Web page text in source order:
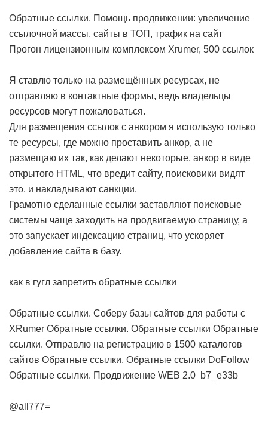
Обратные ссылки. Помощь продвижении: увеличение
ссылочной массы, сайты в ТОП, трафик на сайт
Прогон лицензионным комплексом Xrumer, 500 ссылок
Я ставлю только на размещённых ресурсах, не
отправляю в контактные формы, ведь владельцы
ресурсов могут пожаловаться.
Для размещения ссылок с анкором я использую только
те ресурсы, где можно проставить анкор, а не
размещаю их так, как делают некоторые, анкор в виде
открытого HTML, что вредит сайту, поисковики видят
это, и накладывают санкции.
Грамотно сделанные ссылки заставляют поисковые
системы чаще заходить на продвигаемую страницу, а
это запускает индексацию страниц, что ускоряет
добавление сайта в базу.
как в гугл запретить обратные ссылки
Обратные ссылки. Соберу базы сайтов для работы с
XRumer Обратные ссылки. Обратные ссылки Обратные
ссылки. Отправлю на регистрацию в 1500 каталогов
сайтов Обратные ссылки. Обратные ссылки DoFollow
Обратные ссылки. Продвижение WEB 2.0 b7_e33b
@all777=